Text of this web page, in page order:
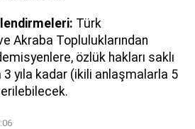
Türk
Akraba Topluluklarından
özlük hakları saklı
3 yıla kadar (ikili anlaşmalarla 5